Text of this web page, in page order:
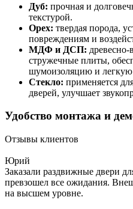
Дуб: прочная и
текстурой.
Орех: твердая порода,
повреждениям и
МДФ и ДСП:
стружечные плиты,
шумоизоляцию и легкую
Стекло: применяется
дверей, улучшает
Удобство монтажа и
Отзывы клиентов
Юрий
Заказали раздвижные двери
превзошел все ожидания.
на высшем уровне.